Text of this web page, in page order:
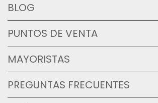
BLOG
PUNTOS DE VENTA
MAYORISTAS
PREGUNTAS FRECUENTES